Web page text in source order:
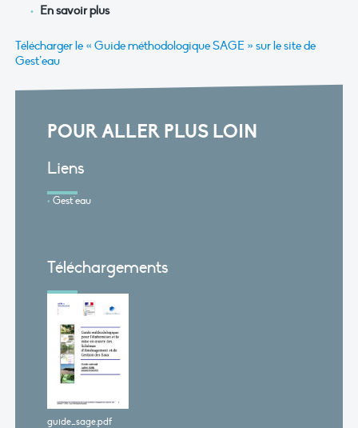
En savoir plus
Télécharger le « Guide méthodologique SAGE » sur le site de
Gest’eau
POUR ALLER PLUS LOIN
Liens
Gest'eau
Téléchargements
guide_sage.pdf